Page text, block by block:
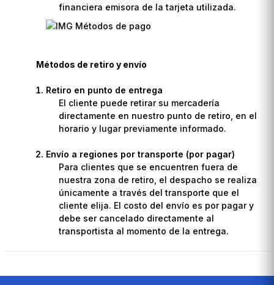
financiera emisora de la tarjeta utilizada.
Métodos de retiro y envío
Retiro en punto de entrega
El cliente puede retirar su mercadería
directamente en nuestro punto de retiro, en el
horario y lugar previamente informado.
Envío a regiones por transporte (por pagar)
Para clientes que se encuentren fuera de
nuestra zona de retiro, el despacho se realiza
únicamente a través del transporte que el
cliente elija. El costo del envío es por pagar y
debe ser cancelado directamente al
transportista al momento de la entrega.